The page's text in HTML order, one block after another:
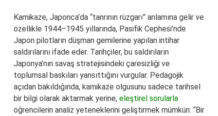
Kamikaze, Japonca’da “tanrının rüzgarı” anlamına gelir ve
özellikle 1944–1945 yıllarında, Pasifik Cephesi’nde
Japon pilotların düşman gemilerine yapılan intihar
saldırılarını ifade eder. Tarihçiler, bu saldırıların
Japonya’nın savaş stratejisindeki çaresizliği ve
toplumsal baskıları yansıttığını vurgular. Pedagojik
açıdan bakıldığında, kamikaze olgusunu sadece tarihsel
bir bilgi olarak aktarmak yerine, eleştirel sorularla
öğrencilerin analiz yeteneklerini geliştirmek mümkün: “Bir